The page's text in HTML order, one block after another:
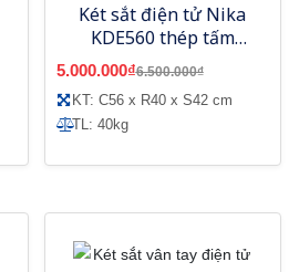
Két sắt điện tử Nika
KDE560 thép tấm
chống cạy
5.000.000₫6.500.000₫
KT: C56 x R40 x S42 cm
TL: 40kg